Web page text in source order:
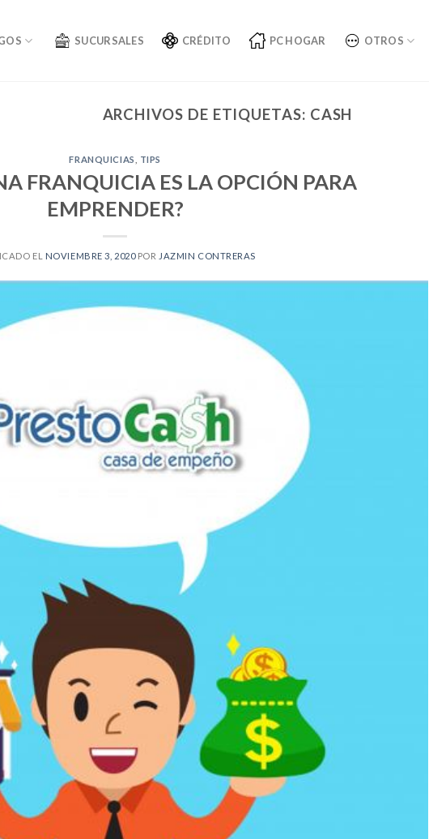
SUCURSALES CRÉDITO PC HOGAR OTROS
ARCHIVOS DE ETIQUETAS: CASH
FRANQUICIAS TIPS
FRANQUICIA ES LA OPCIÓN PARA
EMPRENDER?
EL NOVIEMBRE 3, 2020POR JAZMIN CONTRERAS